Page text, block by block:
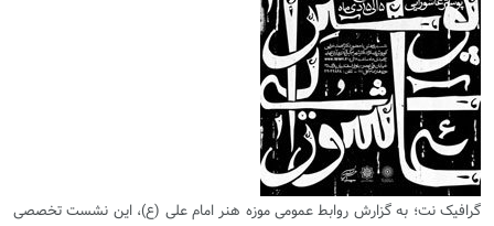
گرافیک نت؛ به گزارش روابط عمومی موزه هنر امام علی (ع)، این نشستتخصصی